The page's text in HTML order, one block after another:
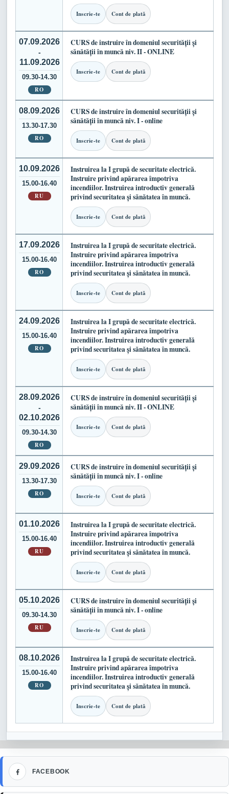
Inscrie-te Cont de plată
07.09.2026
-
11.09.2026
09.30-14.30
RO
CURS de instruire în domeniul securității și
sănătății în muncă niv. II - ONLINE
Inscrie-te Cont de plată
08.09.2026
13.30-17.30
RO
CURS de instruire în domeniul securității și
sănătății în muncă niv. I - online
Inscrie-te Cont de plată
10.09.2026
15.00-16.40
RU
Instruirea la I grupă de securitate electrică.
Instruire privind apărarea împotriva
incendiilor. Instruirea introductiv generală
privind securitatea și sănătatea în muncă.
Inscrie-te Cont de plată
17.09.2026
15.00-16.40
RO
Instruirea la I grupă de securitate electrică.
Instruire privind apărarea împotriva
incendiilor. Instruirea introductiv generală
privind securitatea și sănătatea în muncă.
Inscrie-te Cont de plată
24.09.2026
15.00-16.40
RO
Instruirea la I grupă de securitate electrică.
Instruire privind apărarea împotriva
incendiilor. Instruirea introductiv generală
privind securitatea și sănătatea în muncă.
Inscrie-te Cont de plată
28.09.2026
-
02.10.2026
09.30-14.30
RO
CURS de instruire în domeniul securității și
sănătății în muncă niv. II - ONLINE
Inscrie-te Cont de plată
29.09.2026
13.30-17.30
RO
CURS de instruire în domeniul securității și
sănătății în muncă niv. I - online
Inscrie-te Cont de plată
01.10.2026
15.00-16.40
RU
Instruirea la I grupă de securitate electrică.
Instruire privind apărarea împotriva
incendiilor. Instruirea introductiv generală
privind securitatea și sănătatea în muncă.
Inscrie-te Cont de plată
05.10.2026
09.30-14.30
RU
CURS de instruire în domeniul securității și
sănătății în muncă niv. I - online
Inscrie-te Cont de plată
08.10.2026
15.00-16.40
RO
Instruirea la I grupă de securitate electrică.
Instruire privind apărarea împotriva
incendiilor. Instruirea introductiv generală
privind securitatea și sănătatea în muncă.
Inscrie-te Cont de plată
FACEBOOK
Facebook